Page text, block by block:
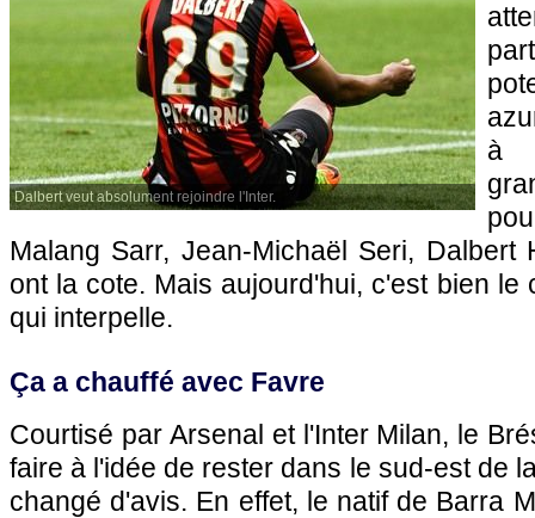
Dalbert veut absolument rejoindre l'Inter.
à
Malang Sarr, Jean-Michaël Seri, Dalbert
ont la cote. Mais aujourd'hui, c'est bien le
qui interpelle.
Ça a chauffé avec Favre
Courtisé par Arsenal et l'Inter Milan, le
faire à l'idée de rester dans le sud-est de
changé d'avis. En effet, le natif de Barra